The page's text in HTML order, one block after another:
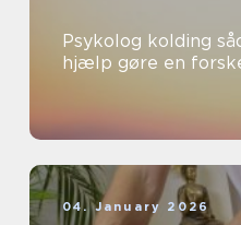
Psykolog kolding sådan kan professionel
hjælp gøre en
04. January 2026